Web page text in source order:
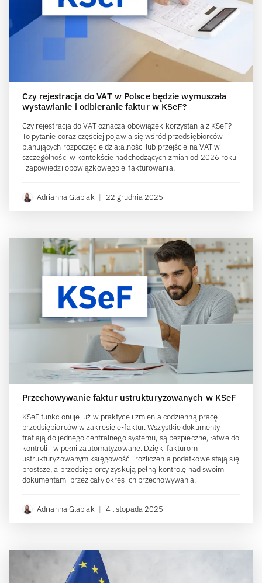
Czy rejestracja do VAT w Polsce będzie wymuszała
wystawianie i odbieranie faktur w KSeF?
Czy rejestracja do VAT oznacza obowiązek korzystania z KSeF?
To pytanie coraz częściej pojawia się wśród przedsiębiorców
planujących rozpoczęcie działalności lub przejście na VAT w
szczególności w kontekście nadchodzących zmian od 2026 roku
i zapowiedzi obowiązkowego e-fakturowania.
Adrianna Glapiak | 22 grudnia 2025
Przechowywanie faktur ustrukturyzowanych w KSeF
KSeF funkcjonuje już w praktyce i zmienia codzienną pracę
przedsiębiorców w zakresie e-faktur. Wszystkie dokumenty
trafiają do jednego centralnego systemu, są bezpieczne, łatwe do
kontroli i w pełni zautomatyzowane. Dzięki fakturom
ustrukturyzowanym księgowość i rozliczenia podatkowe stają się
prostsze, a przedsiębiorcy zyskują pełną kontrolę nad swoimi
dokumentami przez cały okres ich przechowywania.
Adrianna Glapiak | 4 listopada 2025